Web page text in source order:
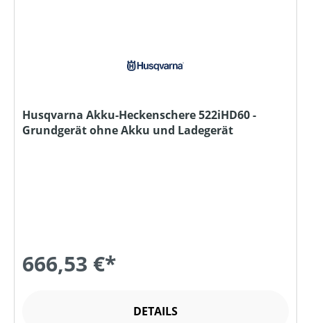
Husqvarna Akku-Heckenschere 522iHD60 -
Grundgerät ohne Akku und Ladegerät
666,53 €*
DETAILS